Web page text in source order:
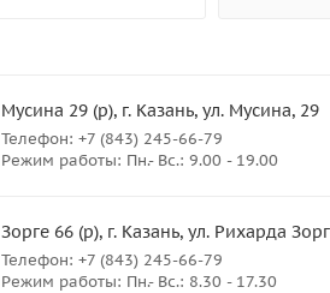
Мусина 29 (р), г. Казань, ул. Мусина, 29
Телефон: +7 (843) 245-66-79
Режим работы: Пн.- Вс.: 9.00 - 19.00
Зорге 66 (р), г. Казань, ул. Рихарда
Телефон: +7 (843) 245-66-79
Режим работы: Пн.- Вс.: 8.30 - 17.30